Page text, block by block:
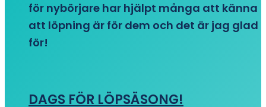
för nybörjare har hjälpt många att känna
att löpning är för dem och det är jag glad
för!
DAGS FÖR LÖPSÄSONG!